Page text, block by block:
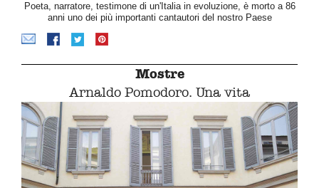
Poeta, narratore, testimone di un'Italia in evoluzione, è morto a 86
anni uno dei più importanti cantautori del nostro Paese
Mostre
Arnaldo Pomodoro. Una vita